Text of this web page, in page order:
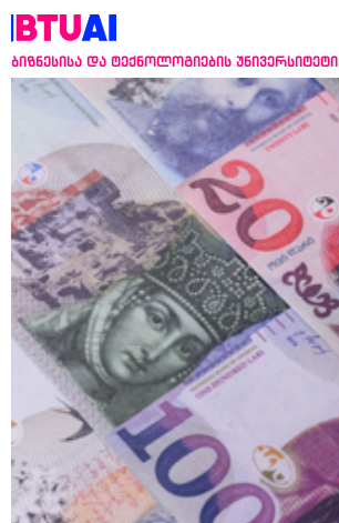
ბიზნესისა და ტექნოლოგიების უნივერსიტეტი